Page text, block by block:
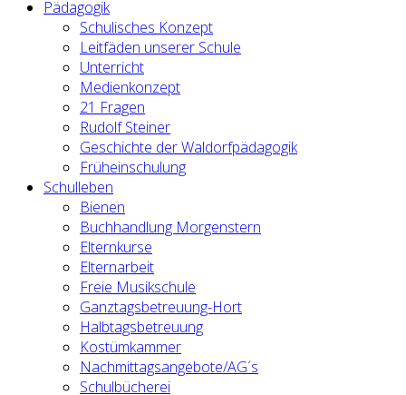
Pädagogik
Schulisches Konzept
Leitfäden unserer Schule
Unterricht
Medienkonzept
21 Fragen
Rudolf Steiner
Geschichte der Waldorfpädagogik
Früheinschulung
Schulleben
Bienen
Buchhandlung Morgenstern
Elternkurse
Elternarbeit
Freie Musikschule
Ganztagsbetreuung-Hort
Halbtagsbetreuung
Kostümkammer
Nachmittagsangebote/AG´s
Schulbücherei